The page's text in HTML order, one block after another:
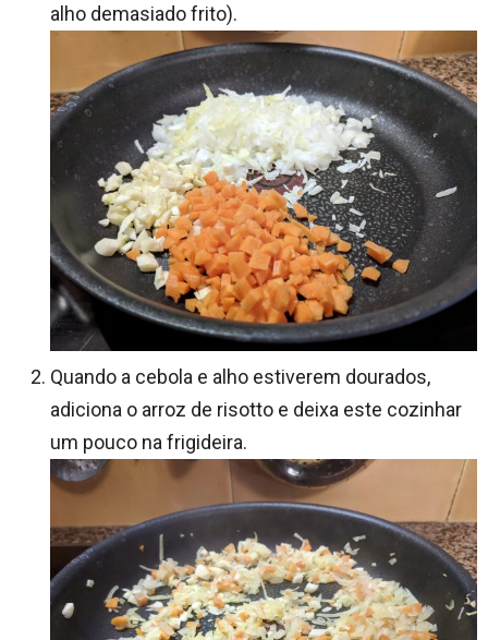
alho demasiado frito).
Quando a cebola e alho estiverem dourados,
adiciona o arroz de risotto e deixa este cozinhar
um pouco na frigideira.